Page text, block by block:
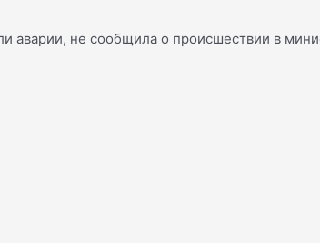
аварии, не сообщила о происшествии в